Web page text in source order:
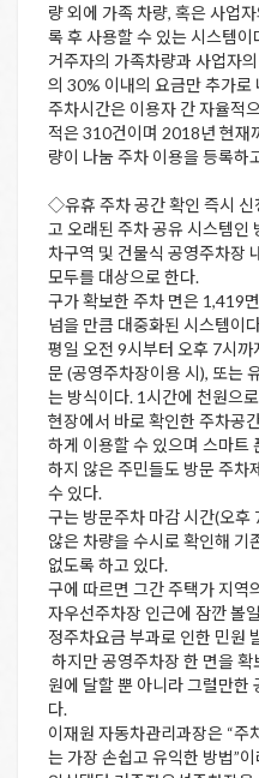
량 외에 가족 차량, 혹은 사업
록 후 사용할 수 있는 시스템이
거주자의 가족차량과 사업자
의 30% 이내의 요금만 추가로
주차시간은 이용자 간 자율적
적은 310건이며 2018년 현재
량이 나눔 주차 이용을 등록하
◇유휴 주차 공간 확인 즉시 신
고 오래된 주차 공유 시스템인
차구역 및 건물식 공영주차장
모두를 대상으로 한다.
구가 확보한 주차 면은 1,419
넘을 만큼 대중화된 시스템이
평일 오전 9시부터 오후 7시
문 (공영주차장이용 시), 또는
는 방식이다. 1시간에 천원으
현장에서 바로 확인한 주차공
하게 이용할 수 있으며 스마트
하지 않은 주민들도 방문 주차
수 있다.
구는 방문주차 마감 시간(오후
않은 차량을 수시로 확인해 기
없도록 하고 있다.
구에 따르면 그간 주택가 지역
자우선주차장 인근에 잠깐 볼
정주차요금 부과로 인한 민원
하지만 공영주차장 한 면을
원에 달할 뿐 아니라 그럴만한
다.
이재원 자동차관리과장은 “주
는 가장 손쉽고 유익한 방법”